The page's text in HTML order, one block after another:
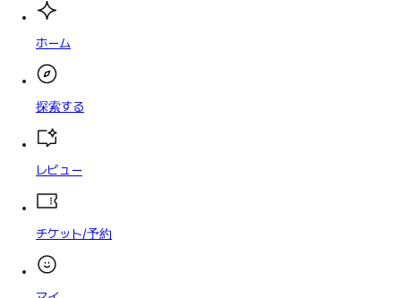
ホーム
探索する
レビュー
チケット/予約